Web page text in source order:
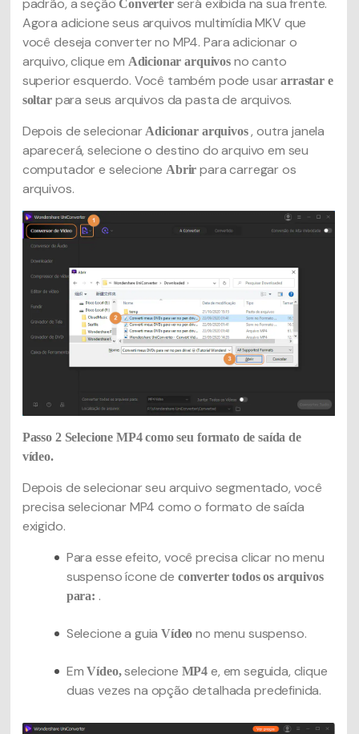
padrão, a seçãoConverterserá exibida na sua frente.
Agora adicione seus arquivos multimídia MKV que
você deseja converter no MP4. Para adicionar o
arquivo, clique em Adicionar arquivosno canto
superior esquerdo. Você também pode usararrastar e
soltarpara seus arquivos da pasta de arquivos.
Depois de selecionarAdicionar arquivos, outra janela
aparecerá, selecione o destino do arquivo em seu
computador e selecioneAbrir para carregar os
arquivos.
Passo 2Selecione MP4 como seu formato de saída de
vídeo.
Depois de selecionar seu arquivo segmentado, você
precisa selecionar MP4 como o formato de saída
exigido.
Para esse efeito, você precisa clicar no menu
suspenso ícone de converter todos os arquivos
para: .
Selecione a guiaVídeo no menu suspenso.
EmVídeo,selecione MP4 e, em seguida, clique
duas vezes na opção detalhada predefinida.